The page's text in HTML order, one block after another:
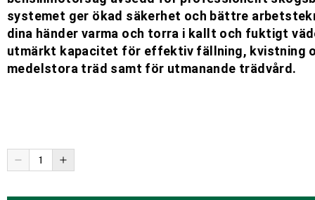
systemet ger ökad säkerhet och bättre
dina händer varma och torra i kallt och fuktigt
utmärkt kapacitet för effektiv fällning, kvistning
medelstora träd samt för utmanande trädvård.